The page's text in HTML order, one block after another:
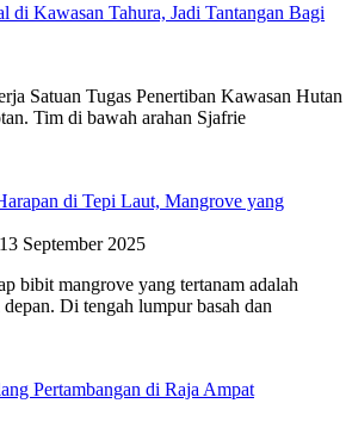
di Kawasan Tahura, Jadi Tantangan Bagi
Satuan Tugas Penertiban Kawasan Hutan
Tim di bawah arahan Sjafrie
di Tepi Laut, Mangrove yang
13 September 2025
bibit mangrove yang tertanam adalah
Di tengah lumpur basah dan
Pertambangan di Raja Ampat